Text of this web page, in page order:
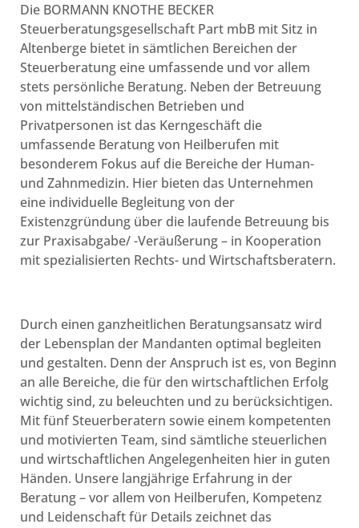
Die BORMANN KNOTHE BECKER
Steuerberatungsgesellschaft Part mbB mit Sitz in
Altenberge bietet in sämtlichen Bereichen der
Steuerberatung eine umfassende und vor allem
stets persönliche Beratung. Neben der Betreuung
von mittelständischen Betrieben und
Privatpersonen ist das Kerngeschäft die
umfassende Beratung von Heilberufen mit
besonderem Fokus auf die Bereiche der Human-
und Zahnmedizin. Hier bieten das Unternehmen
eine individuelle Begleitung von der
Existenzgründung über die laufende Betreuung bis
zur Praxisabgabe/ -Veräußerung – in Kooperation
mit spezialisierten Rechts- und Wirtschaftsberatern.
Durch einen ganzheitlichen Beratungsansatz wird
der Lebensplan der Mandanten optimal begleiten
und gestalten. Denn der Anspruch ist es, von Beginn
an alle Bereiche, die für den wirtschaftlichen Erfolg
wichtig sind, zu beleuchten und zu berücksichtigen.
Mit fünf Steuerberatern sowie einem kompetenten
und motivierten Team, sind sämtliche steuerlichen
und wirtschaftlichen Angelegenheiten hier in guten
Händen. Unsere langjährige Erfahrung in der
Beratung – vor allem von Heilberufen, Kompetenz
und Leidenschaft für Details zeichnet das